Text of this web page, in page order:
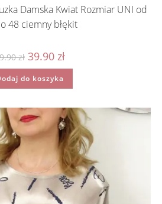
Damska Kwiat Rozmiar UNI od
48 ciemny błękit
zł Pierwotna
cena
wynosiła:
59.90 zł.
39.90 złAktualna
wynosi:
do koszyka